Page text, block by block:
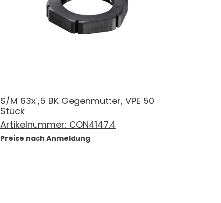
S/M 63x1,5 BK Gegenmutter, VPE 50
Stück
Artikelnummer: CON4147.4
Preise nach Anmeldung